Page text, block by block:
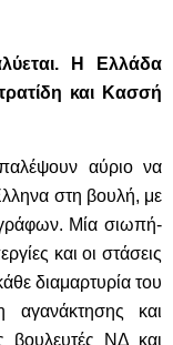
Η Ελλάδα
και Κασσή
αύριο να
στη βουλή, με
Μία σιωπή-
και οι στάσεις
διαμαρτυρία του
και
βουλευτές ΝΔ και